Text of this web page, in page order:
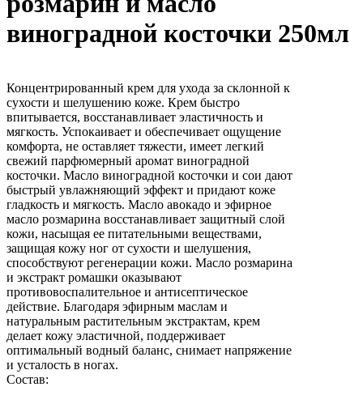
виноградной косточки 250мл
Концентрированный крем для ухода за склонной к
сухости и шелушению коже. Крем быстро
впитывается, восстанавливает эластичность и
мягкость. Успокаивает и обеспечивает ощущение
комфорта, не оставляет тяжести, имеет легкий
свежий парфюмерный аромат виноградной
косточки. Масло виноградной косточки и сои дают
быстрый увлажняющий эффект и придают коже
гладкость и мягкость. Масло авокадо и эфирное
масло розмарина восстанавливает защитный слой
кожи, насыщая ее питательными веществами,
защищая кожу ног от сухости и шелушения,
способствуют регенерации кожи. Масло розмарина
и экстракт ромашки оказывают
противовоспалительное и антисептическое
действие. Благодаря эфирным маслам и
натуральным растительным экстрактам, крем
делает кожу эластичной, поддерживает
оптимальный водный баланс, снимает напряжение
и усталость в ногах.
Состав: